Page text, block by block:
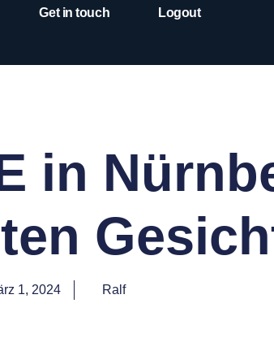
Get in touch Logout
in
1, 2024 Ralf